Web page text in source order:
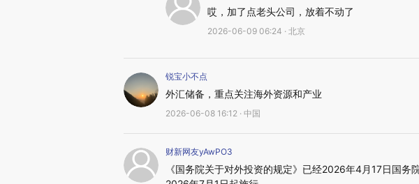
哎，加了点老头公司，放着不动了
2026-06-09 06:24 · 北京
锐宝小不点
外汇储备，重点关注海外资源和产业
2026-06-08 16:12 · 中国
财新网友yAwPO3
《国务院关于对外投资的规定》已经2026年4月17日国务